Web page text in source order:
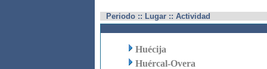
Periodo :: Lugar :: Actividad
Huécija
Huércal-Overa